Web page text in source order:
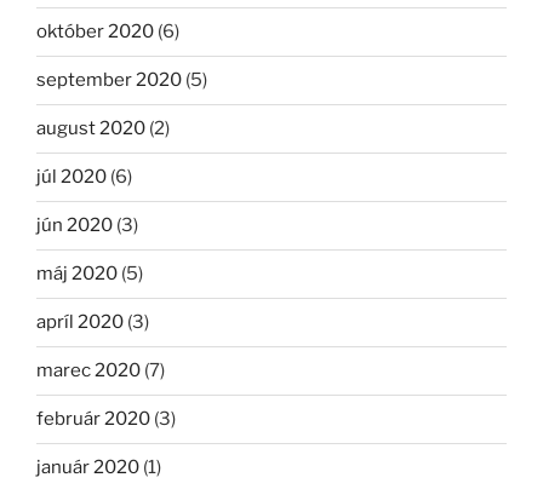
október 2020 (6)
september 2020 (5)
august 2020 (2)
júl 2020 (6)
jún 2020 (3)
máj 2020 (5)
apríl 2020 (3)
marec 2020 (7)
február 2020 (3)
január 2020 (1)